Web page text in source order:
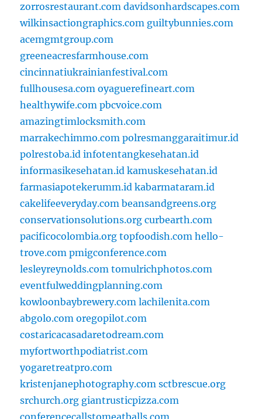
zorrosrestaurant.com davidsonhardscapes.com
wilkinsactiongraphics.com guiltybunnies.com
acemgmtgroup.com
greeneacresfarmhouse.com
cincinnatiukrainianfestival.com
fullhousesa.com oyaguerefineart.com
healthywife.com pbcvoice.com
amazingtimlocksmith.com
marrakechimmo.com polresmanggaraitimur.id
polrestoba.id infotentangkesehatan.id
informasikesehatan.id kamuskesehatan.id
farmasiapotekerumm.id kabarmataram.id
cakelifeeveryday.com beansandgreens.org
conservationsolutions.org curbearth.com
pacificocolombia.org topfoodish.com hello-
trove.com pmigconference.com
lesleyreynolds.com tomulrichphotos.com
eventfulweddingplanning.com
kowloonbaybrewery.com lachilenita.com
abgolo.com oregopilot.com
costaricacasadaretodream.com
myfortworthpodiatrist.com
yogaretreatpro.com
kristenjanephotography.com sctbrescue.org
srchurch.org giantrusticpizza.com